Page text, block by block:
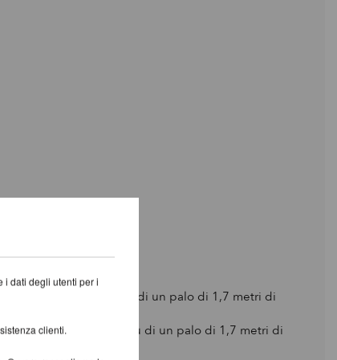
giri al secondo, su di un palo di 1,7 metri di
1,02 giri al secondo, su di un palo di 1,7 metri di
i dati degli utenti per i
clienti.